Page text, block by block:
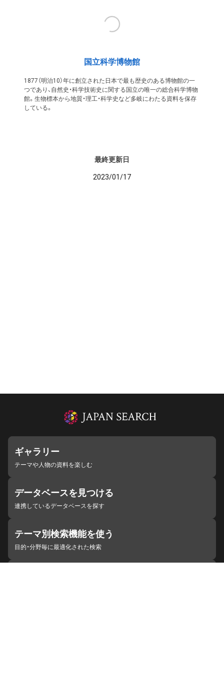
国立科学博物館
1877（明治10）年に創立された日本で最も歴史のある博物館の一
つであり、自然史・科学技術史に関する国立の唯一の総合科学博物
館。生物標本から地質・理工・科学史など多岐にわたる資料を保存
している。
最終更新日
2023/01/17
ギャラリー
テーマや人物の資料を楽しむ
データベースを見つける
連携しているデータベースを探す
テーマ別検索機能を使う
目的・分野毎に最適化された検索